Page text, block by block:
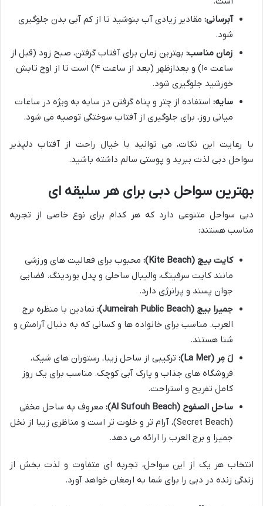
آبرسانی: مقادیر زیادی آب بنوشید تا از کم آبی بدن جلوگیری
شود.
زمان مناسب: بهترین زمان برای آفتاب گرفتن، صبح زود (قبل از
ساعت ۱۰) و بعدازظهر (بعد از ساعت ۴) است تا از اوج تابش
خورشید جلوگیری شود.
سایه: استفاده از چتر و پناه گرفتن در سایه به ویژه در ساعات
میانی روز، برای جلوگیری از آفتاب سوختگی توصیه می شود.
با رعایت این نکات، می توانید با خیال راحت از آفتاب دلپذیر
سواحل دبی لذت ببرید و پوستی سالم داشته باشید.
بهترین سواحل دبی برای هر سلیقه ای
دبی سواحل متنوعی دارد که هر کدام برای نوع خاصی از تجربه
مناسب هستند:
کایت بیچ (Kite Beach):
محبوب برای فعالیت های ورزشی
مانند کایت سرفینگ، والیبال ساحلی و پدل بوردینگ. فضایی
جوان پسند و پرانرژی دارد.
جمیرا بیچ (Jumeirah Public Beach):
نمادین با منظره برج
العرب. مناسب برای خانواده ها و کسانی که به دنبال آرامش و
شنا هستند.
لَ مِر (La Mer):
ترکیبی از ساحل زیبا، رستوران های شیک،
فروشگاه های جذاب و پارک آبی کوچک. مناسب برای یک روز
کامل تفریح و استراحت.
ساحل الصفوح (Al Sufouh Beach):
معروف به ساحل مخفی
(Secret Beach)، آرام تر و خلوت تر است و مناظری زیبا از نخل
جمیرا و برج العرب را ارائه می دهد.
انتخاب هر یک از این سواحل، تجربه ای متفاوت و لذت بخش از
زندگی زنده در دبی را برای شما به ارمغان خواهد آورد.